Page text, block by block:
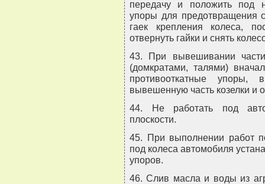
передачу и положить под
упоры для предотвращения
гаек крепления колеса,
отвернуть гайки и снять
43. При вывешивании
(домкратами, талями)
противооткатные упоры,
вывешенную часть козелки и
44. Не работать под
плоскости.
45. При выполнении работ
под колеса автомобиля
упоров.
46. Слив масла и воды из